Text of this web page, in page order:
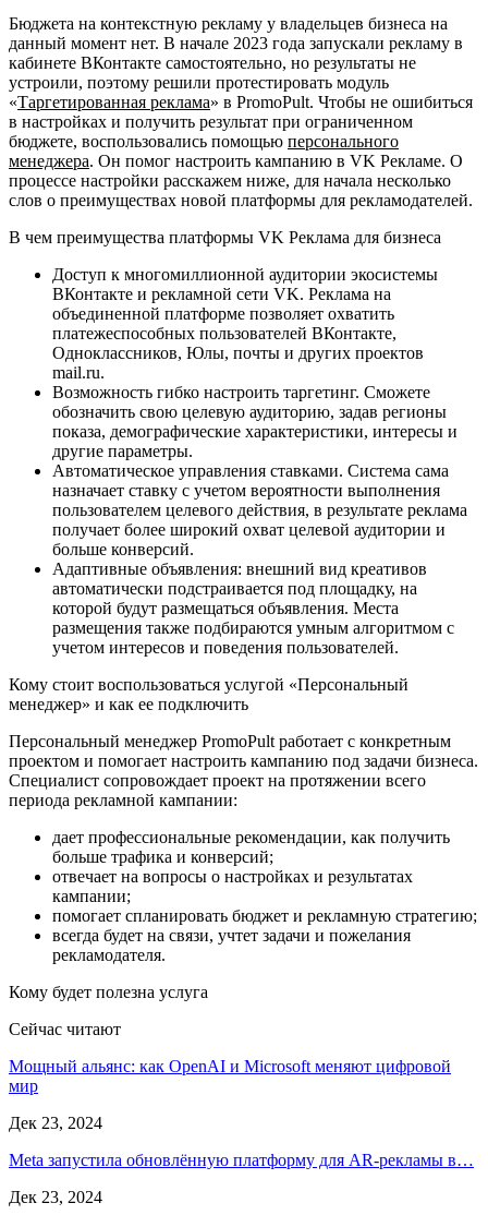
Бюджета на контекстную рекламу у владельцев бизнеса на
данный момент нет. В начале 2023 года запускали рекламу в
кабинете ВКонтакте самостоятельно, но результаты не
устроили, поэтому решили протестировать модуль
«Таргетированная реклама» в PromoPult. Чтобы не ошибиться
в настройках и получить результат при ограниченном
бюджете, воспользовались помощью персонального
менеджера. Он помог настроить кампанию в VK Рекламе. О
процессе настройки расскажем ниже, для начала несколько
слов о преимуществах новой платформы для рекламодателей.
В чем преимущества платформы VK Реклама для бизнеса
Доступ к многомиллионной аудитории экосистемы
ВКонтакте и рекламной сети VK. Реклама на
объединенной платформе позволяет охватить
платежеспособных пользователей ВКонтакте,
Одноклассников, Юлы, почты и других проектов
mail.ru.
Возможность гибко настроить таргетинг. Сможете
обозначить свою целевую аудиторию, задав регионы
показа, демографические характеристики, интересы и
другие параметры.
Автоматическое управления ставками. Система сама
назначает ставку с учетом вероятности выполнения
пользователем целевого действия, в результате реклама
получает более широкий охват целевой аудитории и
больше конверсий.
Адаптивные объявления: внешний вид креативов
автоматически подстраивается под площадку, на
которой будут размещаться объявления. Места
размещения также подбираются умным алгоритмом с
учетом интересов и поведения пользователей.
Кому стоит воспользоваться услугой «Персональный
менеджер» и как ее подключить
Персональный менеджер PromoPult работает с конкретным
проектом и помогает настроить кампанию под задачи бизнеса.
Специалист сопровождает проект на протяжении всего
периода рекламной кампании:
дает профессиональные рекомендации, как получить
больше трафика и конверсий;
отвечает на вопросы о настройках и результатах
кампании;
помогает спланировать бюджет и рекламную стратегию;
всегда будет на связи, учтет задачи и пожелания
рекламодателя.
Кому будет полезна услуга
Сейчас читают
Мощный альянс: как OpenAI и Microsoft меняют цифровой
мир
Дек 23, 2024
Meta запустила обновлённую платформу для AR-рекламы в…
Дек 23, 2024